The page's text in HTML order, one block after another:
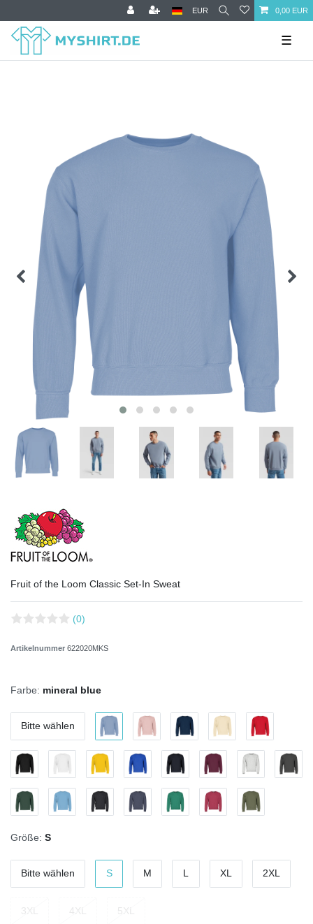
EUR 0,00 EUR
☰
Fruit of the Loom Classic Set-In Sweat
(0)
Artikelnummer 622020MKS
Farbe: mineral blue
Bitte wählen
Größe: S
Bitte wählen S M L XL 2XL